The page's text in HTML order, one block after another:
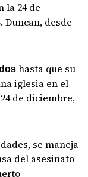
la 24 de
Duncan, desde
hasta que su
iglesia en el
de diciembre,
se maneja
del asesinato